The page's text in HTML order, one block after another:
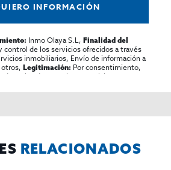
INFORMACIÓN
Inmo Olaya S.L,Finalidad del
control de los servicios ofrecidos a través
inmobiliarios, Envío de información a
otros,Legitimación: Por consentimiento,
los datos, salvo para elaborar
solicitar la portabilidad de los
RELACIONADOS